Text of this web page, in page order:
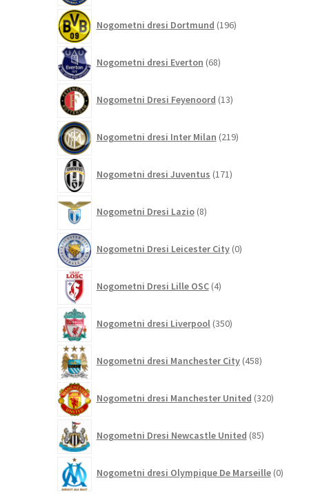
Nogometni dresi Dortmund 196izdelkov
Nogometni dresi Everton 68izdelkov
Nogometni Dresi Feyenoord 13izdelkov
Nogometni dresi Inter Milan 219izdelkov
Nogometni dresi Juventus 171izdelkov
Nogometni Dresi Lazio 8izdelkov
Nogometni Dresi Leicester City 0izdelkov
Nogometni Dresi Lille OSC 4izdelki
Nogometni dresi Liverpool 350izdelkov
Nogometni dresi Manchester City 458izdelkov
Nogometni dresi Manchester United 320izdelkov
Nogometni Dresi Newcastle United 85izdelkov
Nogometni dresi Olympique De Marseille 0